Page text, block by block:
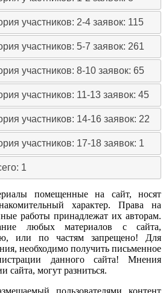
участников: 2-4заявок: 115
участников: 5-7заявок: 261
участников: 8-10заявок: 65
участников: 11-13заявок: 45
участников: 14-16заявок: 22
участников: 17-18заявок: 1
1
помещенные на сайт,носят
характер. Права
на
работы принадлежат их авторам.
любых материалов с сайта,
, или по частям запрещено! Для
, необходимо получить письменное
данного сайта! Мнения
сайта, могут разниться.
пользователями контент